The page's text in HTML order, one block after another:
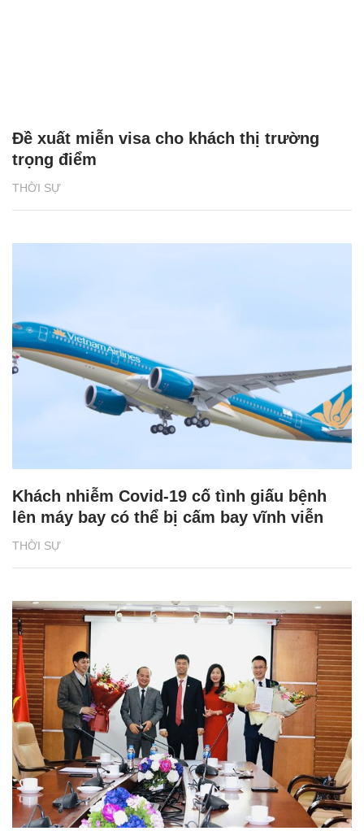
THỜI SỰ
Đề xuất miễn visa cho khách thị trường
trọng điểm
THỜI SỰ
Khách nhiễm Covid-19 cố tình giấu bệnh
lên máy bay có thể bị cấm bay vĩnh viễn